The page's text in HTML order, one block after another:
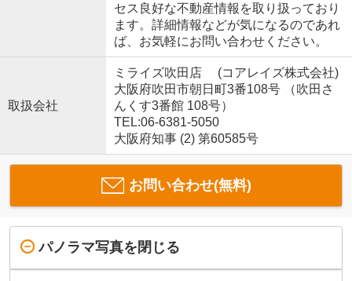
セス良好な不動産情報を取り扱っており
ます。詳細情報などが気になるのであれ
ば、お気軽にお問い合わせください。
取扱会社
ミライズ吹田店 (コアレイズ株式会社)
大阪府吹田市朝日町3番108号 （吹田さ
んくす3番館 108号）
TEL:06-6381-5050
大阪府知事 (2) 第60585号
お問い合わせ(無料)
パノラマ写真を閉じる